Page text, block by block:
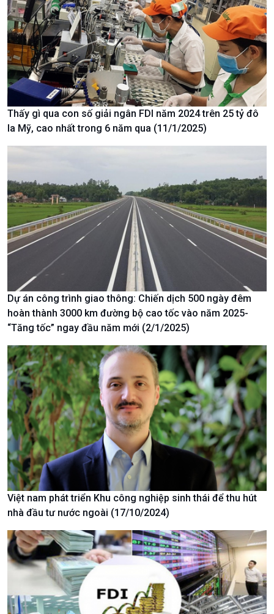
thương mại
Tìm hiểu biển, đảo Việt
Nam
Xã hội
Tin Đời sống & Xã hội
360 độ Sức khỏe
Chuyển đổi Xanh
Tài nguyên và Môi trường
Chuyên gia của bạn
Xã hội chuyển động
Bước chân đến trường
Khoa học & Công nghệ
Tin Khoa học & Công nghệ
Kết nối công nghệ
Sống chung với biến đổi
khí hậu
Văn hoá & Du lịch
Tin Văn hoá & Du lịch
Chát với người nổi tiếng
Multimedia
Ảnh
Video
Thấy gì qua con số giải ngân FDI năm 2024 trên 25 tỷ đô
la Mỹ, cao nhất trong 6 năm qua (11/1/2025)
Dự án công trình giao thông: Chiến dịch 500 ngày đêm
hoàn thành 3000 km đường bộ cao tốc vào năm 2025-
“Tăng tốc” ngay đầu năm mới (2/1/2025)
Việt nam phát triển Khu công nghiệp sinh thái để thu hút
nhà đầu tư nước ngoài (17/10/2024)